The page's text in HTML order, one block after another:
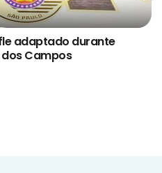
adaptado durante
Campos